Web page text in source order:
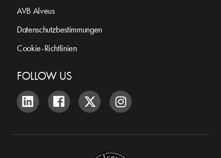
AVB Alveus
Datenschutzbestimmungen
Cookie-Richtlinien
FOLLOW US